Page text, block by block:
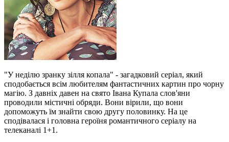
"У неділю зранку зілля копала" - загадковий серіал, який
сподобається всім любителям фантастичних картин про чорну
магію. З давніх давен на свято Івана Купала слов'яни
проводили містичні обряди. Вони вірили, що вони
допоможуть їм знайти свою другу половинку. На це
сподівалася і головна героїня романтичного серіалу на
телеканалі 1+1.